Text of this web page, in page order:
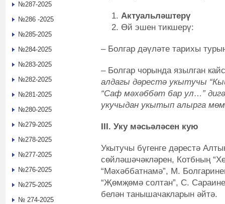
Актуальләштерү
Өй эшен тикшерү:
– Болгар дәүләте тарихы
– Болгар чорында язылган
алдагы дәрестә укытучы
“Саф мәхәббәт бар ул…”
укучыдан укытып алырга
III. Уку мәсьәләсен кую
Укытучы бүгенге дәрестә
сөйләшәчәкләрен, Котбның
“Мәхәббатнамә”, М.
“Җөмҗөмә солтан”, С.
белән танышачакларын әйтә.
№287-2025
№286 -2025
№285-2025
№284-2025
№283-2025
№282-2025
№281-2025
№280-2025
№279-2025
№278-2025
№277-2025
№276-2025
№275-2025
№ 274-2025